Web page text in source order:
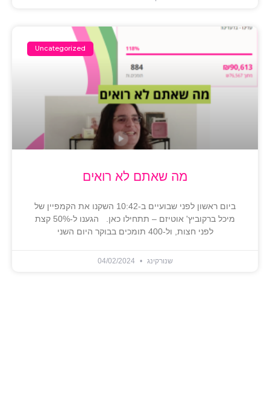
Uncategorized
מה שאתם לא רואים
ביום ראשון לפני שבועיים ב-10:42 השקנו את הקמפיין של
מיכל ברקוביץ' אוטיזם – תתחילו כאן. הגענו ל-50% קצת
לפני חצות, ול-400 תומכים בבוקר היום השני
שנורקינג